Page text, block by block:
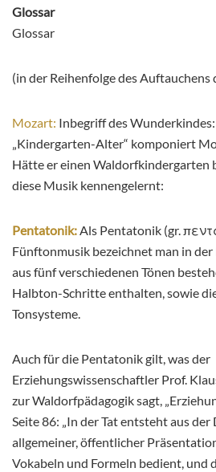
Glossar
Glossar
(in der Reihenfolge des Auftauchens
Mozart: Inbegriff des
„Kindergarten-Alter“ komponiert
Hätte er einen Waldorfkindergarten
diese Musik kennengelernt:
Pentatonik:Als Pentatonik (gr.
Fünftonmusik bezeichnet man in
aus fünf verschiedenen Tönen
Halbton-Schritte enthalten, sowie
Tonsysteme.
Auch für die Pentatonik gilt, was der
Erziehungswissenschaftler Prof.
zur Waldorfpädagogik sagt,
Seite 86: „In der Tat entsteht aus
allgemeiner, öffentlicher
Vokabeln und Formeln bedient, und